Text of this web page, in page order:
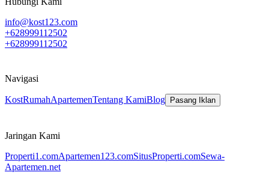
info@kost123.com
+628999112502
+628999112502
Navigasi
KostRumahApartemenTentang KamiBlog Pasang Iklan
Jaringan Kami
Properti1.comApartemen123.comSitusProperti.comSewa-
Apartemen.net